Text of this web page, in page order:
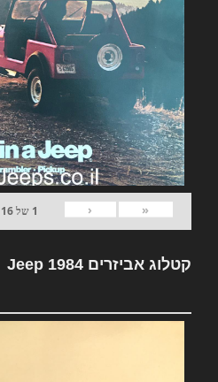
«
‹
1 של16
קטלוג אביזרים Jeep 1984